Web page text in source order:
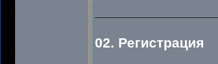
02. Регистрация